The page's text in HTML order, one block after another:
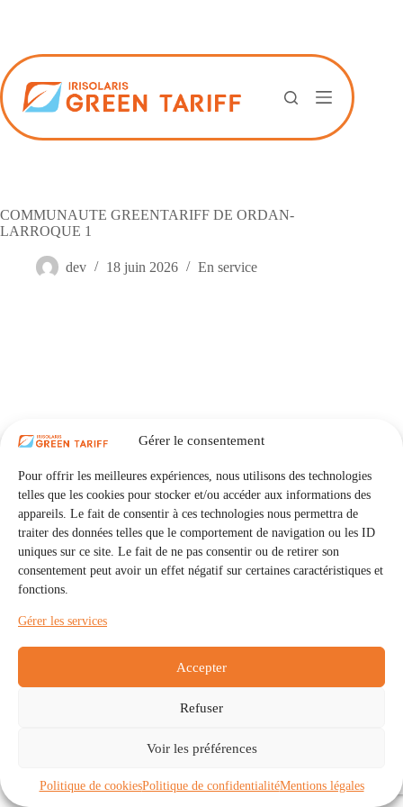
Gérer le consentement
Pour offrir les meilleures expériences, nous utilisons des technologies
telles que les cookies pour stocker et/ou accéder aux informations des
appareils. Le fait de consentir à ces technologies nous permettra de
traiter des données telles que le comportement de navigation ou les ID
uniques sur ce site. Le fait de ne pas consentir ou de retirer son
consentement peut avoir un effet négatif sur certaines caractéristiques et
fonctions.
Gérer les services
Accepter
Refuser
Voir les préférences
Politique de cookiesPolitique de confidentialitéMentions légales
COMMUNAUTE GREENTARIFF DE ORDAN-
LARROQUE 1
dev 18 juin 2026 En service
Communautés
À propos
Politique de cookies (UE)